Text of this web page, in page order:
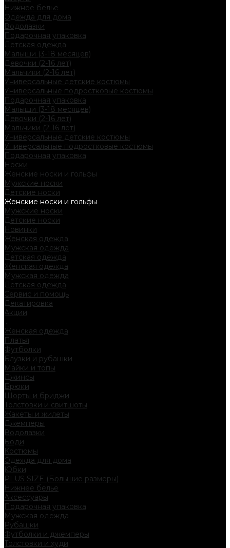
Нижнее белье
Одежда для дома
Водолазки
Подарочная упаковка
Детская одежда
Малыши (3-18 месяцев)
Девочки (2-16 лет)
Мальчики (2-16 лет)
Универсальные детские костюмы
Универсальные подростковые костюмы
Подарочная упаковка
Малыши (3-18 месяцев)
Девочки (2-16 лет)
Мальчики (2-16 лет)
Универсальные детские костюмы
Универсальные подростковые костюмы
Подарочная упаковка
Носки
Женские носки и гольфы
Мужские носки
Детские носки
Женские носки и гольфы
Мужские носки
Детские носки
Новинки
Женская одежда
Мужская одежда
Детская одежда
Женская одежда
Мужская одежда
Детская одежда
Сервис и помощь
Декатировка
Акции
...
Женская одежда
Платья
Футболки
Блузки и рубашки
Майки и топы
Джинсы
Брюки
Шорты и бриджи
Толстовки и свитшоты
Жакеты и жилеты
Джемперы
Водолазки
Боди
Костюмы
Одежда для дома
Юбки
PLUS SIZE (Большие размеры)
Нижнее белье
Аксессуары
Подарочная упаковка
Мужская одежда
Рубашки
Футболки и джемперы
Толстовки и худи